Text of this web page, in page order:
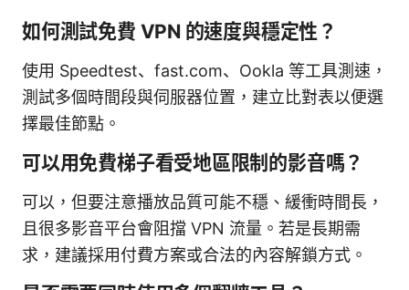
如何測試免費 VPN 的速度與穩定性？
使用 Speedtest、fast.com、Ookla 等工具測速，
測試多個時間段與伺服器位置，建立比對表以便選
擇最佳節點。
可以用免費梯子看受地區限制的影音嗎？
可以，但要注意播放品質可能不穩、緩衝時間長，
且很多影音平台會阻擋 VPN 流量。若是長期需
求，建議採用付費方案或合法的內容解鎖方式。